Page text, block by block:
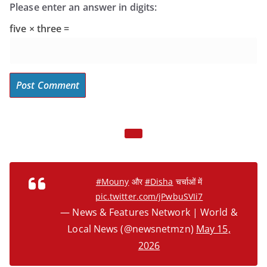
Please enter an answer in digits:
five × three =
#Mouny और#Disha चर्चाओं में
pic.twitter.com/jPwbuSVIi7
— News & Features Network | World &
Local News (@newsnetmzn) May 15,
2026